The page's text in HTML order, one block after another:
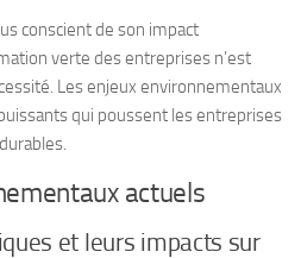
conscient de son impact
verte des entreprises n’est
Lesenjeux environnementaux
qui poussent les entreprises
actuels
et leurs impacts sur